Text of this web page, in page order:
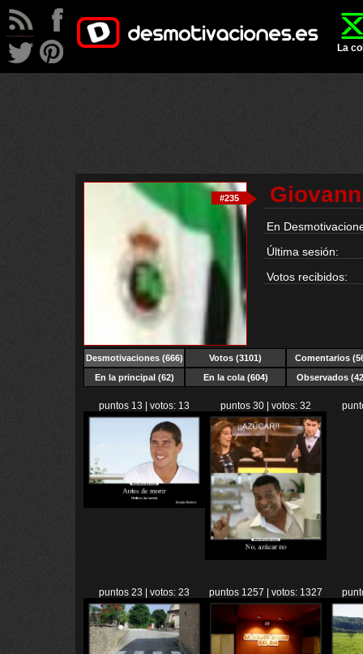
La
#235
En
Última sesión:
Votos recibidos:
Desmotivaciones(666) Votos (3101)
Comentarios
En la principal (62)
En la cola (604) Observados
puntos 13 | votos: 13 puntos 30 | votos: 32
puntos 23 | votos: 23 puntos 1257 | votos: 1327